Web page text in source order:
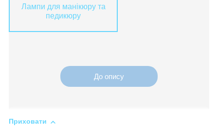
Лампи для манікюру та
педикюру
До опису
Приховати